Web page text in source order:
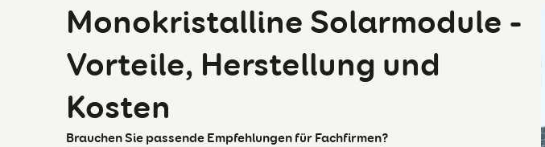
Monokristalline Solarmodule -
Vorteile, Herstellung und
Kosten
Brauchen Sie passende Empfehlungen für Fachfirmen?